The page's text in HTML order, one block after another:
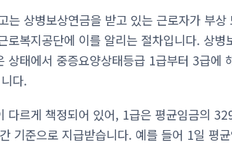
는 상병보상연금을 받고 있는 근로자가 부
로복지공단에 이를 알리는 절차입니다. 상
상태에서 중증요양상태등급 1급부터 3급에
다.
다르게 책정되어 있어, 1급은 평균임금의
기준으로 지급받습니다. 예를 들어 1일 평